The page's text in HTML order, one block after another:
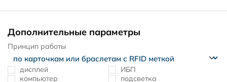
Дополнительные параметры
Принцип работы
дисплей
ИБП
компьютер
подсветка